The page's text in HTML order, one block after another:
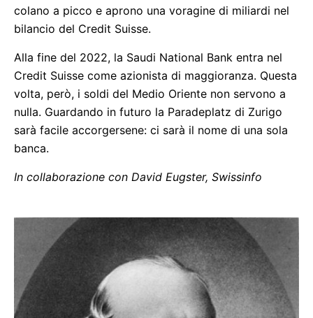
colano a picco e aprono una voragine di miliardi nel
bilancio del Credit Suisse.
Alla fine del 2022, la Saudi National Bank entra nel
Credit Suisse come azionista di maggioranza. Questa
volta, però, i soldi del Medio Oriente non servono a
nulla. Guardando in futuro la Paradeplatz di Zurigo
sarà facile accorgersene: ci sarà il nome di una sola
banca.
In collaborazione con David Eugster, Swissinfo